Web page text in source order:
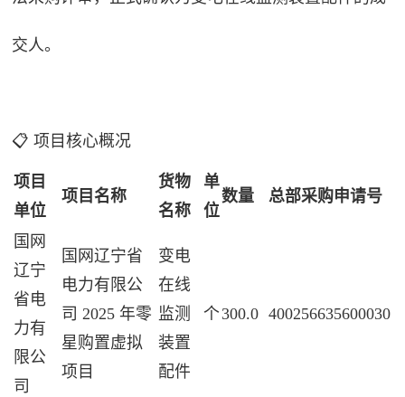
交人。
📋 项目核心概况
项目
单位
项目名称
货物
名称
单
位
数量 总部采购申请号
国网
辽宁
省电
力有
限公
司
国网辽宁省
电力有限公
司 2025 年零
星购置虚拟
项目
变电
在线
监测
装置
配件
个300.0 400256635600030